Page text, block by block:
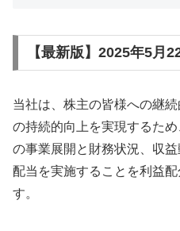
【最新版】2025年5月
当社は、株主の皆様への継
の持続的向上を実現するた
の事業展開と財務状況、収
配当を実施することを利益
す。